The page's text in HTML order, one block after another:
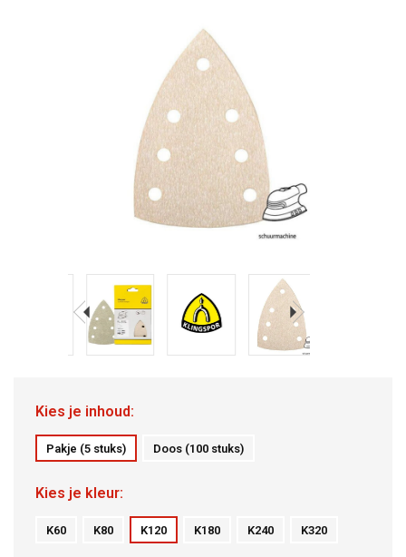
Kies je inhoud:
Pakje (5 stuks) Doos (100 stuks)
Kies je kleur:
K60 K80 K120 K180 K240 K320